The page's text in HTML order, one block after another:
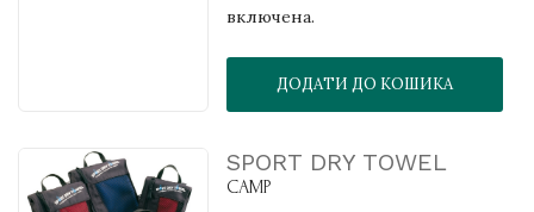
включена.
ДОДАТИ ДО КОШИКА
SPORT DRY TOWEL
CAMP